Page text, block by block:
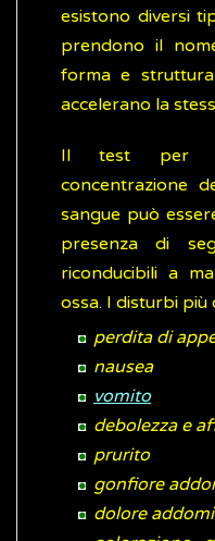
esistono diversi
prendono il
forma e
accelerano la
Il test per la
concentrazione
sangue può
presenza di
riconducibili a
ossa. I disturbi più
perdita di
nausea
vomito
debolezza e
prurito
gonfiore
dolore